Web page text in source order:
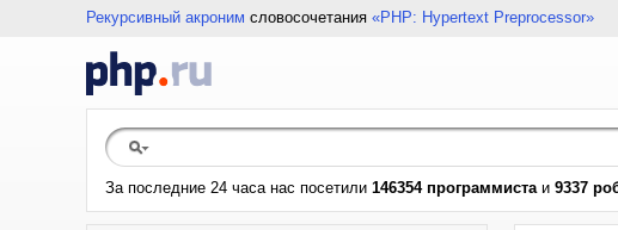
Рекурсивный акроним словосочетания «PHP: Hypertext Preprocessor»
За последние 24 часа нас посетили 146354 программистаи 9337